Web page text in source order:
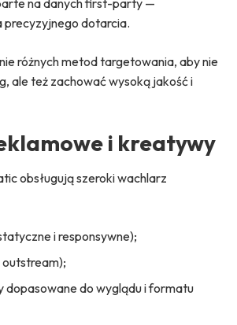
na danych first-party —
precyzyjnego dotarcia.
różnych metod targetowania, aby nie
ale też zachować wysoką jakość i
i kreatywy
obsługują szeroki wachlarz
i responsywne);
outstream);
dopasowane do wyglądu i formatu